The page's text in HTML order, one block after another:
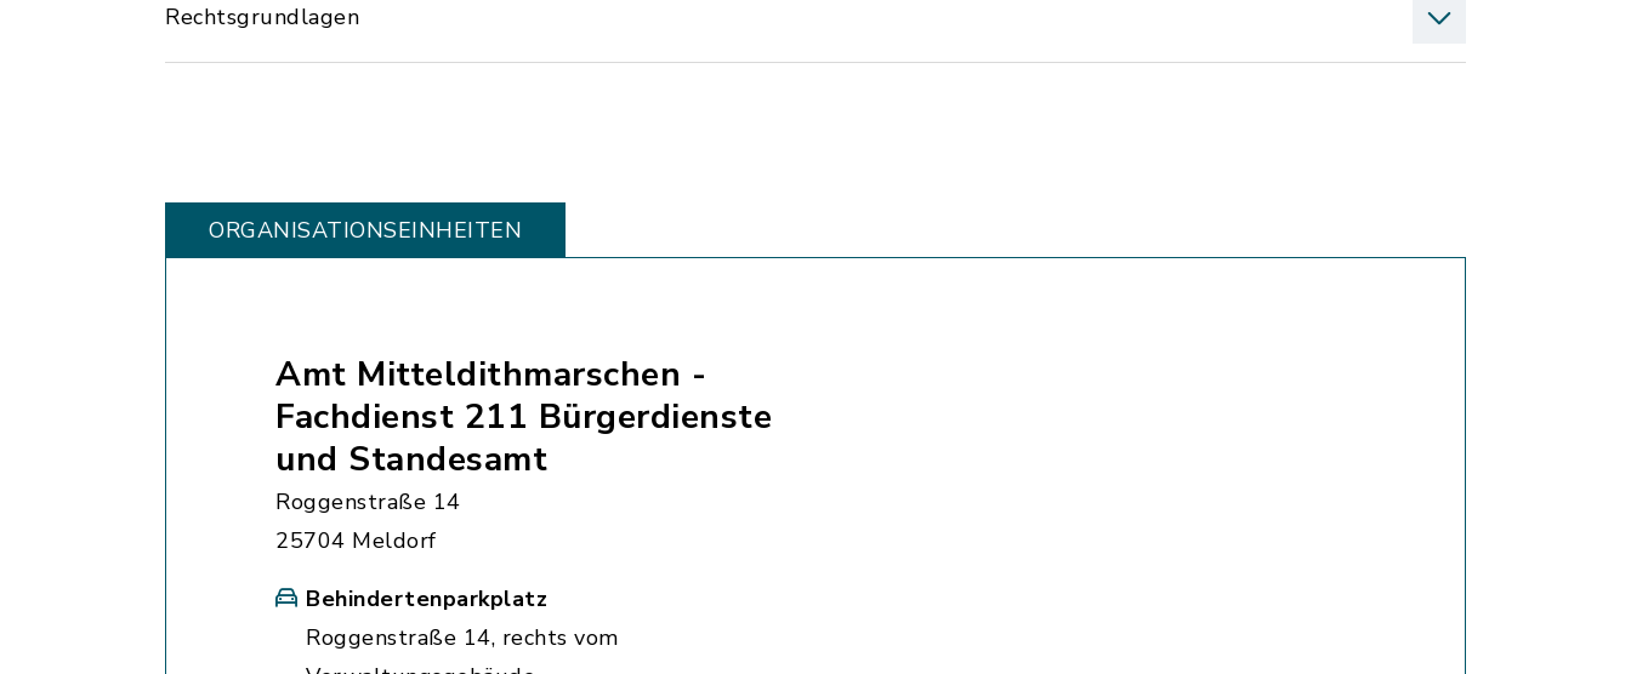
Rechtsgrundlagen
ORGANISATIONS­EINHEITEN
Amt Mitteldithmarschen -
Fachdienst 211 Bürgerdienste
und Standesamt
Roggenstraße 14
25704 Meldorf
Behindertenparkplatz
Roggenstraße 14, rechts vom